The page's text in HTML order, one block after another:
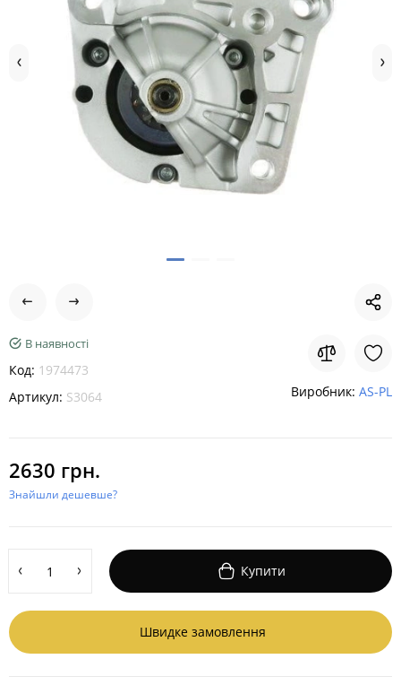
В наявності
Код: 1974473
Артикул: S3064 Виробник: AS-PL
2630 грн.
Знайшли дешевше?
Купити
Швидке замовлення